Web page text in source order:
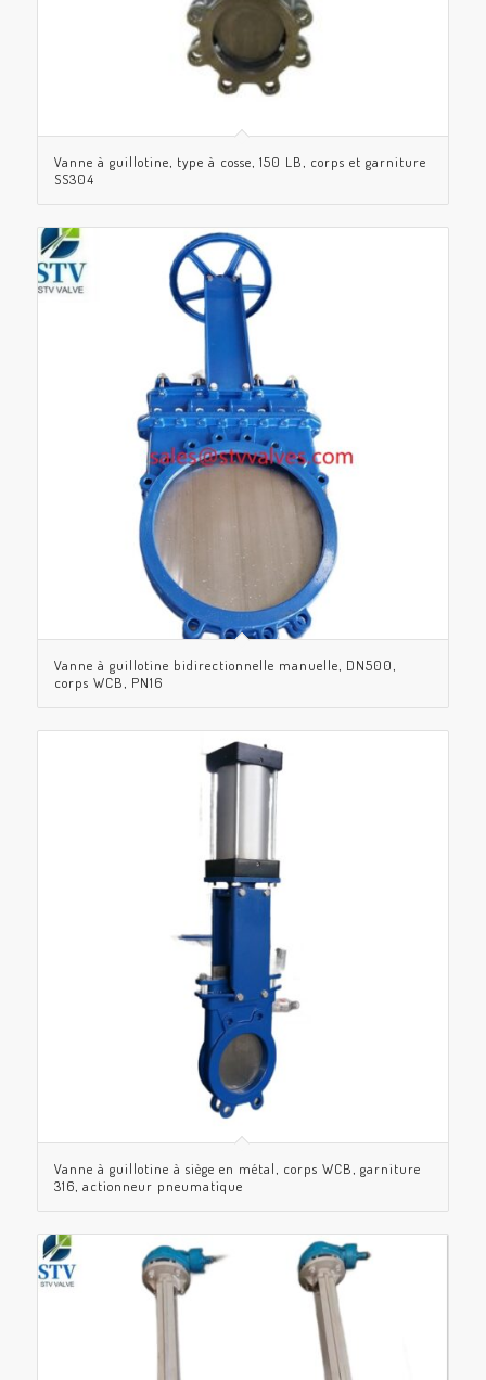
Vanne à guillotine, type à cosse, 150 LB, corps et garniture
SS304
Vanne à guillotine bidirectionnelle manuelle, DN500,
corps WCB, PN16
Vanne à guillotine à siège en métal, corps WCB, garniture
316, actionneur pneumatique